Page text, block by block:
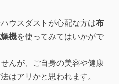
ウスダストが心配な方は布
機を使ってみてはいかがで
んが、ご自身の美容や健康
はアリかと思われます。